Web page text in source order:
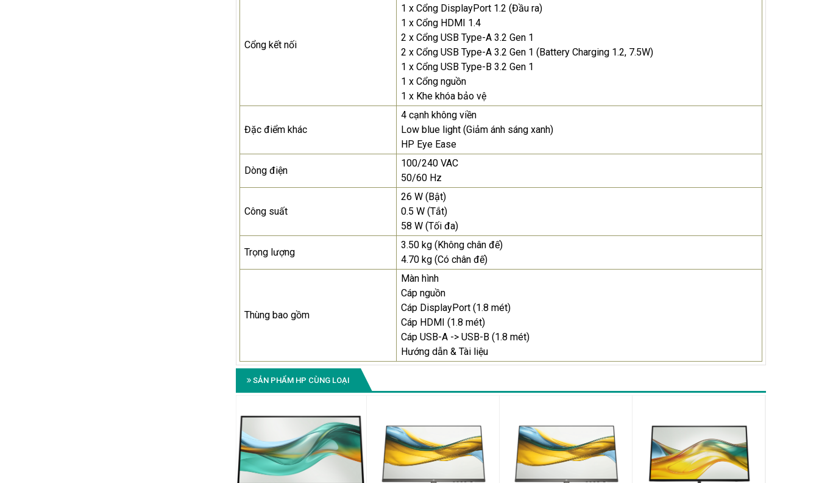
Cổng kết nối
1 x Cổng DisplayPort 1.2 (Đầu ra)
1 x Cổng HDMI 1.4
2 x Cổng USB Type-A 3.2 Gen 1
2 x Cổng USB Type-A 3.2 Gen 1 (Battery Charging 1.2, 7.5W)
1 x Cổng USB Type-B 3.2 Gen 1
1 x Cổng nguồn
1 x Khe khóa bảo vệ
Đặc điểm khác
4 cạnh không viền
Low blue light (Giảm ánh sáng xanh)
HP Eye Ease
Dòng điện
100/240 VAC
50/60 Hz
Công suất
26 W (Bật)
0.5 W (Tắt)
58 W (Tối đa)
Trọng lượng
3.50 kg (Không chân đế)
4.70 kg (Có chân đế)
Thùng bao gồm
Màn hình
Cáp nguồn
Cáp DisplayPort (1.8 mét)
Cáp HDMI (1.8 mét)
Cáp USB-A -> USB-B (1.8 mét)
Hướng dẫn & Tài liệu
SẢN PHẨM HP CÙNG LOẠI